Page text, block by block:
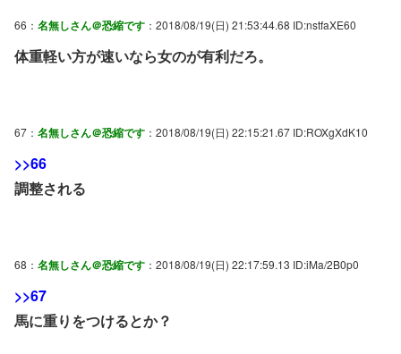
66： 名無しさん＠恐縮です ：2018/08/19(日) 21:53:44.68 ID:nstfaXE60
体重軽い方が速いなら女のが有利だろ。
67： 名無しさん＠恐縮です ：2018/08/19(日) 22:15:21.67 ID:ROXgXdK10
>>66
調整される
68： 名無しさん＠恐縮です ：2018/08/19(日) 22:17:59.13 ID:iMa/2B0p0
>>67
馬に重りをつけるとか？